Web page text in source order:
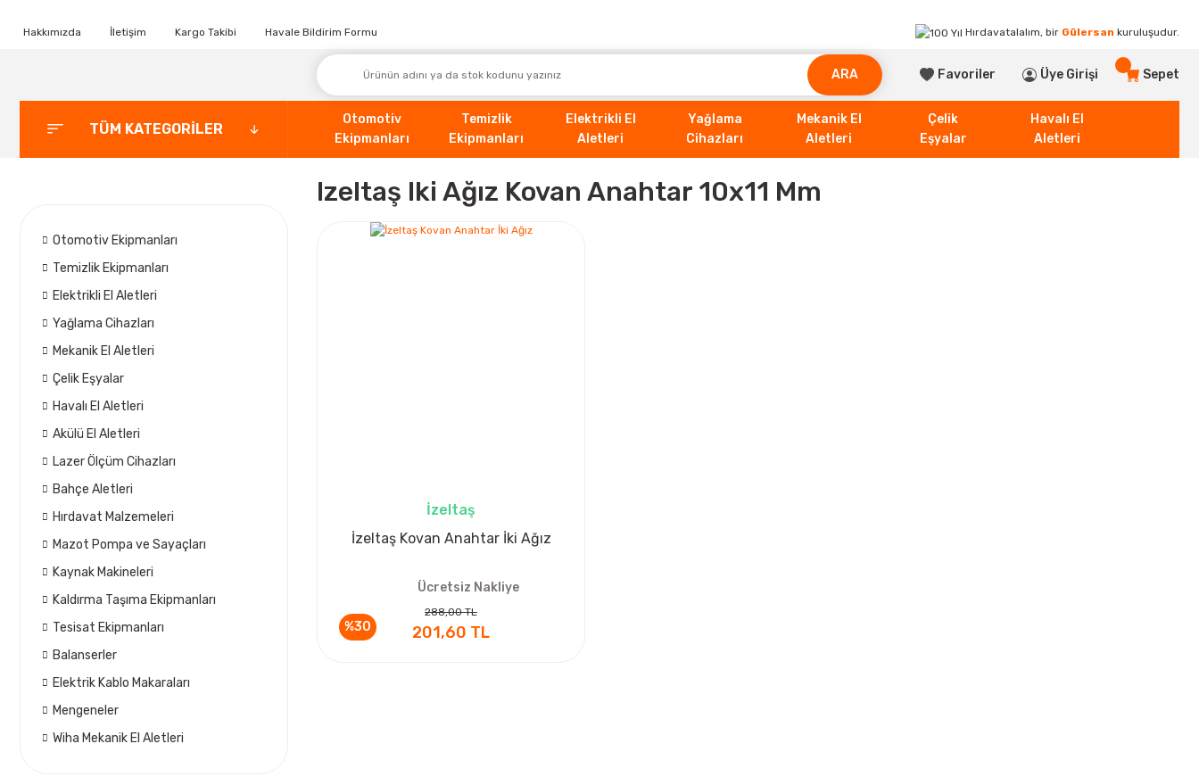
Hakkımızda İletişim Kargo Takibi Havale Bildirim Formu Hırdavatalalım, bir Gülersan kuruluşudur.
ARA Favoriler Üye Girişi Sepet
TÜM KATEGORİLER
Otomotiv
Ekipmanları
Temizlik
Ekipmanları
Elektrikli El
Aletleri
Yağlama
Cihazları
Mekanik El
Aletleri
Çelik
Eşyalar
Havalı El
Aletleri
Otomotiv Ekipmanları
Temizlik Ekipmanları
Elektrikli El Aletleri
Yağlama Cihazları
Mekanik El Aletleri
Çelik Eşyalar
Havalı El Aletleri
Akülü El Aletleri
Lazer Ölçüm Cihazları
Bahçe Aletleri
Hırdavat Malzemeleri
Mazot Pompa ve Sayaçları
Kaynak Makineleri
Kaldırma Taşıma Ekipmanları
Tesisat Ekipmanları
Balanserler
Elektrik Kablo Makaraları
Mengeneler
Wiha Mekanik El Aletleri
Izeltaş Iki Ağız Kovan Anahtar 10x11 Mm
%30
İzeltaş
İzeltaş Kovan Anahtar İki Ağız
Ücretsiz Nakliye
288,00 TL
201,60 TL